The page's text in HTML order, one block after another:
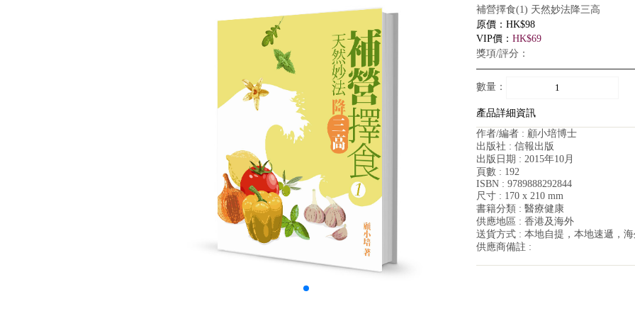
補營擇食(1) 天然妙法降三高
原價：HK$98
VIP價： HK$69
獎項/評分：
數量：
產品詳細資訊
作者/編者 : 顧小培博士
出版社 : 信報出版
出版日期 : 2015年10月
頁數 : 192
ISBN : 9789888292844
尺寸 : 170 x 210 mm
書籍分類 : 醫療健康
供應地區 : 香港及海外
送貨方式 : 本地自提，本地速遞，
供應商備註 :